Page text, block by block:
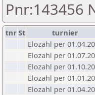
Pnr:143456
tnrSt turnier
Elozahl per
Elozahl per
Elozahl per
Elozahl per
Elozahl per